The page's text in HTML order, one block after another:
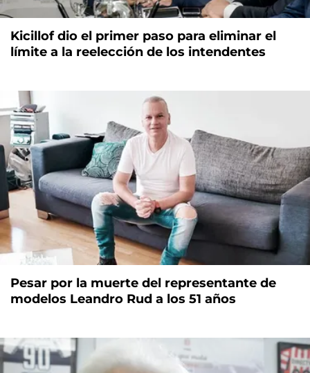
Kicillof dio el primer paso para eliminar el
límite a la reelección de los intendentes
Pesar por la muerte del representante de
modelos Leandro Rud a los 51 años